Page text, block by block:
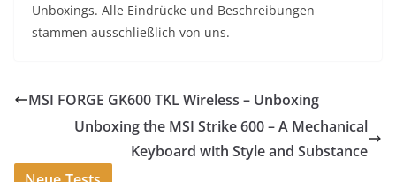
Unboxings. Alle Eindrücke und Beschreibungen
stammen ausschließlich von uns.
MSI FORGE GK600 TKL Wireless – Unboxing
Unboxing the MSI Strike 600 – A Mechanical
Keyboard with Style and Substance